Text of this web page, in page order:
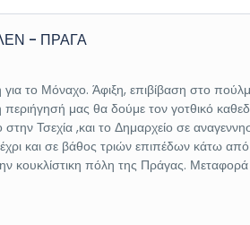
- ΠΡΑΓΑ
το Μόναχο. Άφιξη, επιβίβαση στο
μας θα δούμε τον γοτθικό
Τσεχία ,και το Δημαρχείο σε
και σε βάθος τριών επιπέδων κάτω
κουκλίστικη πόλη της Πράγας. Μεταφορά